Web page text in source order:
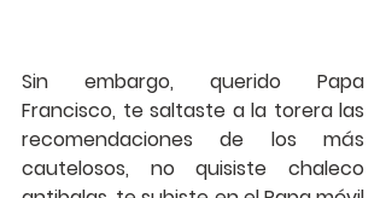
Sin embargo, querido Papa
Francisco, te saltaste a la torera las
recomendaciones de los más
cautelosos, no quisiste chaleco